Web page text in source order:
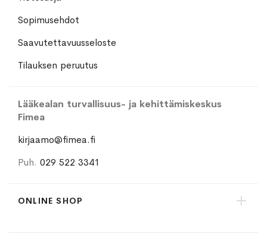
Sopimusehdot
Saavutettavuusseloste
Tilauksen peruutus
Lääkealan turvallisuus- ja kehittämiskeskus
Fimea
kirjaamo@fimea.fi
Puh. 029 522 3341
ONLINE SHOP